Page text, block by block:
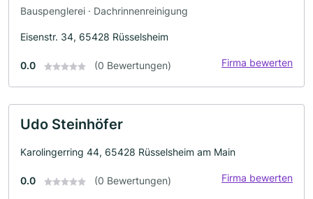
Bauspenglerei · Dachrinnenreinigung
Eisenstr. 34, 65428 Rüsselsheim
0.0 (0 Bewertungen) Firma bewerten
Udo Steinhöfer
Karolingerring 44, 65428 Rüsselsheim am Main
0.0 (0 Bewertungen) Firma bewerten